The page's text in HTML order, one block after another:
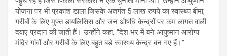
योजना पर भी प्रकाश डाला जिसके अंतर्गत 5 लाख रुपये का स्वास्थ्य बीमा,
गरीबों के लिए मुफ्त डायलिसिस और जन औषधि केन्द्रों पर कम लागत वाली
दवाएं प्रदान की जाती हैं। उन्होंने कहा, “देश भर में बने आयुष्मान आरोग्य
मंदिर गांवों और गरीबों के लिए बहुत बड़े स्वास्थ्य केन्द्र बन गए हैं।”